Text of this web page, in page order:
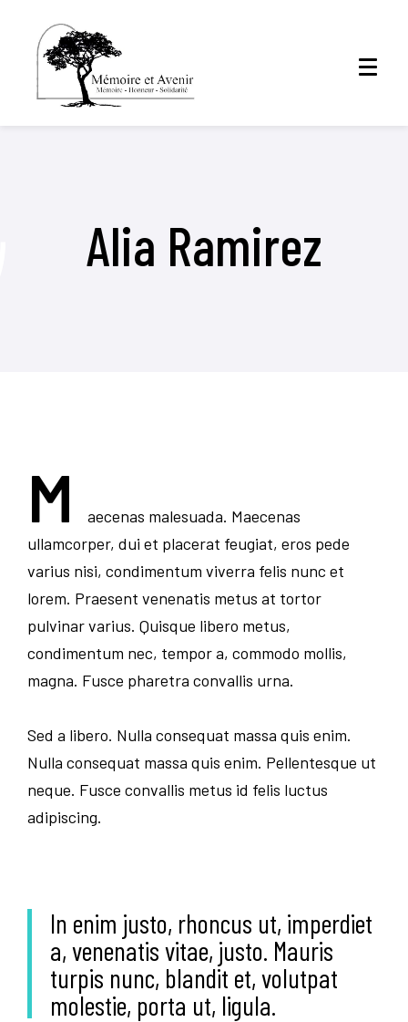
Alia Ramirez
M
aecenas malesuada. Maecenas
ullamcorper, dui et placerat feugiat, eros pede
varius nisi, condimentum viverra felis nunc et
lorem. Praesent venenatis metus at tortor
pulvinar varius. Quisque libero metus,
condimentum nec, tempor a, commodo mollis,
magna. Fusce pharetra convallis urna.
Sed a libero. Nulla consequat massa quis enim.
Nulla consequat massa quis enim. Pellentesque ut
neque. Fusce convallis metus id felis luctus
adipiscing.
In enim justo, rhoncus ut, imperdiet
a, venenatis vitae, justo. Mauris
turpis nunc, blandit et, volutpat
molestie, porta ut, ligula.